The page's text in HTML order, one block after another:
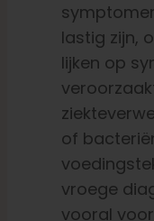
lastig zijn,
lijken op
of
vroege
vooral